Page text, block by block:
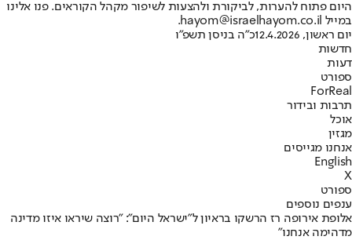
היום פתוח להערות, לביקורת ולהצעות לשיפור מקהל הקוראים. פנו אלינו
במייל hayom@israelhayom.co.il.
יום ראשון, 12.4.2026
כ"ה בניסן תשפ"ו
חדשות
דעות
ספורט
ForReal
תרבות ובידור
אוכל
מגזין
אנחנו מגייסים
English
X
ספורט
ענפים נוספים
אלופת אירופה רז הרשקו בראיון ל"ישראל היום": "רוצה שיראו איזו מדינה
מדהימה אנחנו"